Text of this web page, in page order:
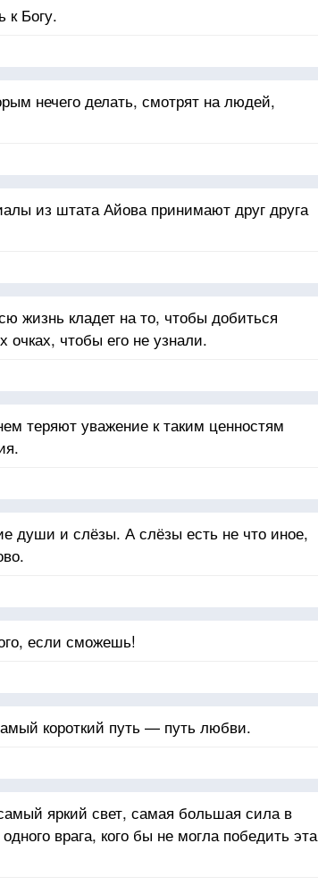
к Богу.
нечего делать, смотрят на людей,
из штата Айова принимают друг друга
жизнь кладет на то, чтобы добиться
очках, чтобы его не узнали.
теряют уважение к таким ценностям
души и слёзы. А слёзы есть не что иное,
если сможешь!
короткий путь — путь любви.
яркий свет, самая большая сила в
врага, кого бы не могла победить эта